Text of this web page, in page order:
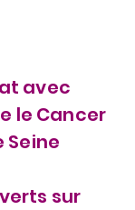
avec
le Cancer
Seine
sur